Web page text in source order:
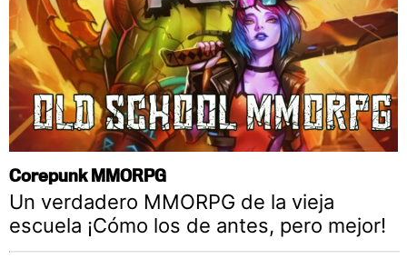
Corepunk MMORPG
Un verdadero MMORPG de la vieja
escuela ¡Cómo los de antes, pero mejor!